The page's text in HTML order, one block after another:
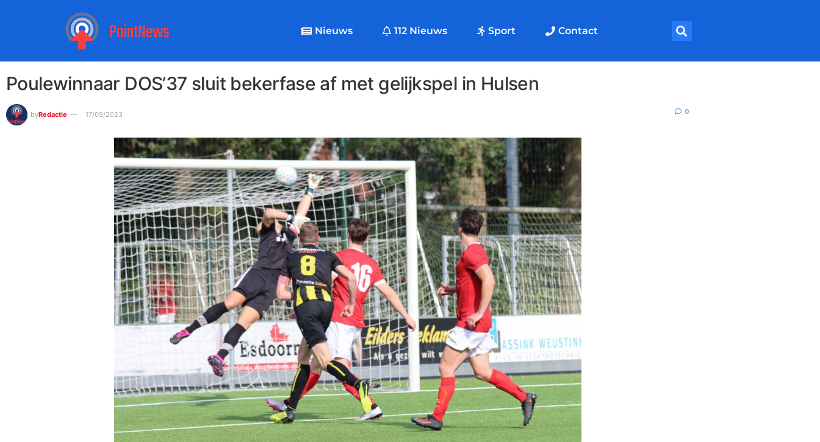
Nieuws 112 Nieuws Sport Contact
Poulewinnaar DOS’37 sluit bekerfase af met gelijkspel in Hulsen
byRedactie 17/09/2023 0